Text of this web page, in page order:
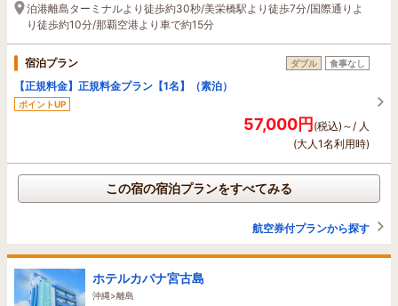
泊港離島ターミナルより徒歩約30秒/美栄橋駅より徒歩7分/国際通りよ
り徒歩約10分/那覇空港より車で約15分
宿泊プラン ダブル 食事なし
【正規料金】正規料金プラン【1名】（素泊）
ポイントUP
57,000円(税込)～/ 人
(大人1名利用時)
この宿の宿泊プランをすべてみる
航空券付プランから探す
ホテルカバナ宮古島
沖縄>離島